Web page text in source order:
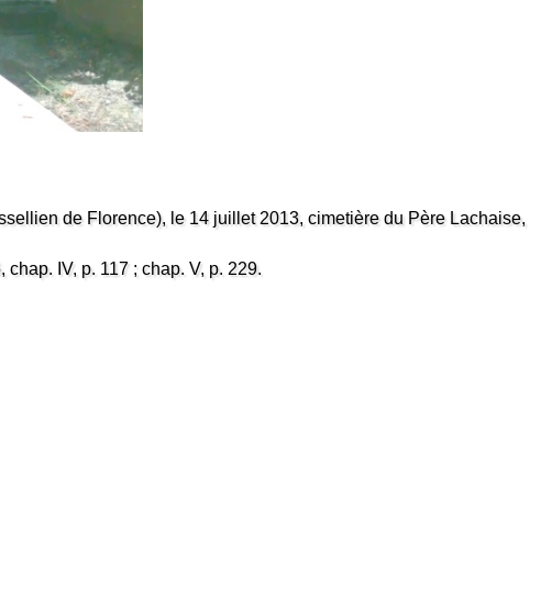
de Florence), le 14 juillet 2013, cimetière du Père Lachaise,
IV, p. 117 ; chap. V, p. 229.